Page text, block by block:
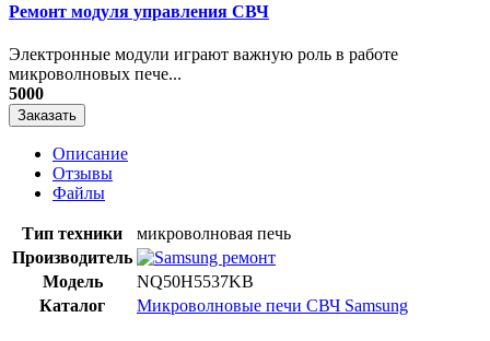
Ремонт модуля управления СВЧ
​Электронные модули играют важную роль в работе
микроволновых пече...
5000
Заказать
Описание
Отзывы
Файлы
Тип техники
микроволновая печь
Производитель
Модель
NQ50H5537KB
Каталог
Микроволновые печи СВЧ Samsung